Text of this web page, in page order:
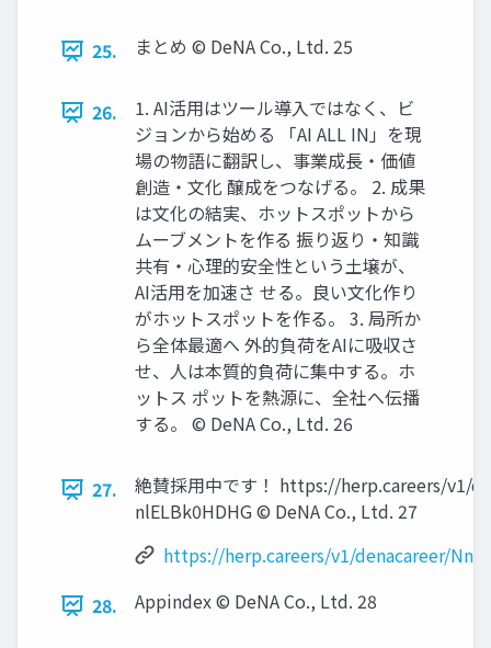
25. まとめ © DeNA Co., Ltd. 25
26.
1. AI活用はツール導入ではなく、ビ
ジョンから始める 「AI ALL IN」を現
場の物語に翻訳し、事業成長・価値
創造・文化 醸成をつなげる。 2. 成果
は文化の結実、ホットスポットから
ムーブメントを作る 振り返り・知識
共有・心理的安全性という土壌が、
AI活用を加速さ せる。良い文化作り
がホットスポットを作る。 3. 局所か
ら全体最適へ 外的負荷をAIに吸収さ
せ、人は本質的負荷に集中する。ホ
ットス ポットを熱源に、全社へ伝播
する。 © DeNA Co., Ltd. 26
27.
絶賛採用中です！ https://herp.careers/v1/
nlELBk0HDHG © DeNA Co., Ltd. 27
https://herp.careers/v1/denacareer/
28.
Appindex © DeNA Co., Ltd. 28